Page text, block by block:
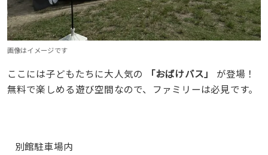
画像はイメージです
ここには子どもたちに大人気の 「おばけバス」
が登場！
無料で楽しめる遊び空間なので、ファミリーは必見です。
別館駐車場内